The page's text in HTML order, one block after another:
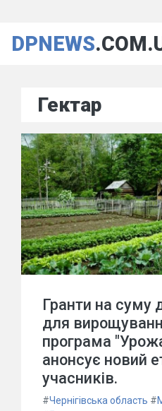
DPNEWS
Гектар
Гранти на суму
для
програма
анонсує новий
учасників.
#Чернігівська область #